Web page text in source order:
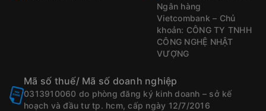
Ngân hàng
Vietcombank – Chủ
khoản: CÔNG TY TNHH
CÔNG NGHỆ NHẬT
VƯỢNG
Mã số thuế/ Mã số doanh nghiệp
0313910060 do phòng đăng ký kinh doanh – sở kế
hoạch và đầu tư tp. hcm, cấp ngày 12/7/2016